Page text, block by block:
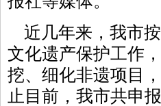
近几年来，我市
文化遗产保护工作
挖、细化非遗项目
止目前，我市共申